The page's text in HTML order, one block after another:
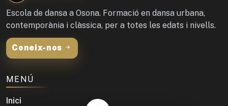
Escola de dansa a Osona. Formació en dansa urbana,
contemporània i clàssica, per a totes les edats i nivells.
Coneix-nos
MENÚ
Inici